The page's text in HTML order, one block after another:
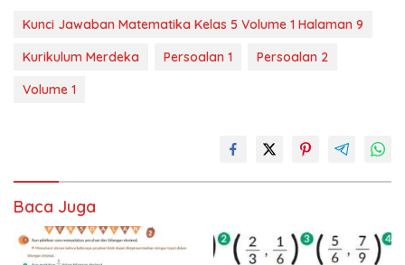
Kunci Jawaban Matematika Kelas 5 Volume 1 Halaman 9
Kurikulum Merdeka
Persoalan 1
Persoalan 2
Volume 1
Baca Juga